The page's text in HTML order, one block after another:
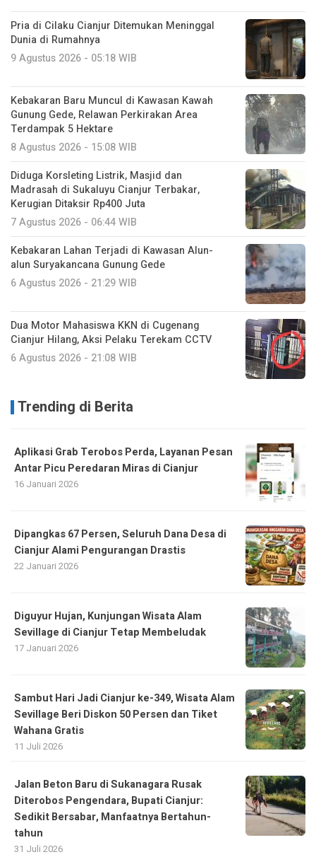
Pria di Cilaku Cianjur Ditemukan Meninggal
Dunia di Rumahnya
9 Agustus 2026 - 05:18 WIB
Kebakaran Baru Muncul di Kawasan Kawah
Gunung Gede, Relawan Perkirakan Area
Terdampak 5 Hektare
8 Agustus 2026 - 15:08 WIB
Diduga Korsleting Listrik, Masjid dan
Madrasah di Sukaluyu Cianjur Terbakar,
Kerugian Ditaksir Rp400 Juta
7 Agustus 2026 - 06:44 WIB
Kebakaran Lahan Terjadi di Kawasan Alun-
alun Suryakancana Gunung Gede
6 Agustus 2026 - 21:29 WIB
Dua Motor Mahasiswa KKN di Cugenang
Cianjur Hilang, Aksi Pelaku Terekam CCTV
6 Agustus 2026 - 21:08 WIB
Trending di Berita
Aplikasi Grab Terobos Perda, Layanan Pesan
Antar Picu Peredaran Miras di Cianjur
16 Januari 2026
Dipangkas 67 Persen, Seluruh Dana Desa di
Cianjur Alami Pengurangan Drastis
22 Januari 2026
Diguyur Hujan, Kunjungan Wisata Alam
Sevillage di Cianjur Tetap Membeludak
17 Januari 2026
Sambut Hari Jadi Cianjur ke-349, Wisata Alam
Sevillage Beri Diskon 50 Persen dan Tiket
Wahana Gratis
11 Juli 2026
Jalan Beton Baru di Sukanagara Rusak
Diterobos Pengendara, Bupati Cianjur:
Sedikit Bersabar, Manfaatnya Bertahun-
tahun
31 Juli 2026